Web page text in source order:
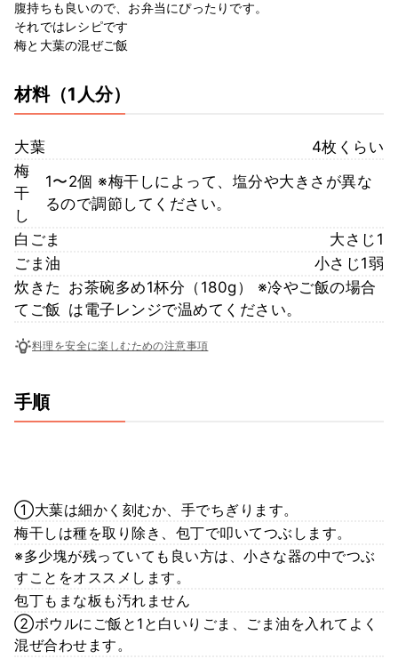
腹持ちも良いので、お弁当にぴったりです。
それではレシピです
梅と大葉の混ぜご飯
材料（1人分）
大葉
4枚くらい
梅
干
し
1〜2個 ※梅干しによって、塩分や大きさが異な
るので調節してください。
白ごま
大さじ1
ごま油
小さじ1弱
炊きた
てご飯
お茶碗多め1杯分（180g） ※冷やご飯の場合
は電子レンジで温めてください。
料理を安全に楽しむための注意事項
手順
①大葉は細かく刻むか、手でちぎります。
梅干しは種を取り除き、包丁で叩いてつぶします。
※多少塊が残っていても良い方は、小さな器の中でつぶ
すことをオススメします。
包丁もまな板も汚れません
②ボウルにご飯と1と白いりごま、ごま油を入れてよく
混ぜ合わせます。